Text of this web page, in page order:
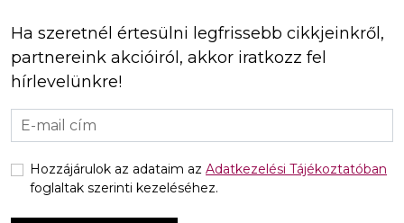
Ha szeretnél értesülni legfrissebb cikkjeinkről,
partnereink akcióiról, akkor iratkozz fel
hírlevelünkre!
Hozzájárulok az adataim az Adatkezelési Tájékoztatóban
foglaltak szerinti kezeléséhez.